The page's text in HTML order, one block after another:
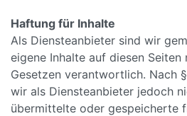
Haftung für Inhalte
Als Diensteanbieter sind wir
eigene Inhalte auf diesen Seiten
Gesetzen verantwortlich. Nach
wir als Diensteanbieter jedoch
übermittelte oder gespeicherte